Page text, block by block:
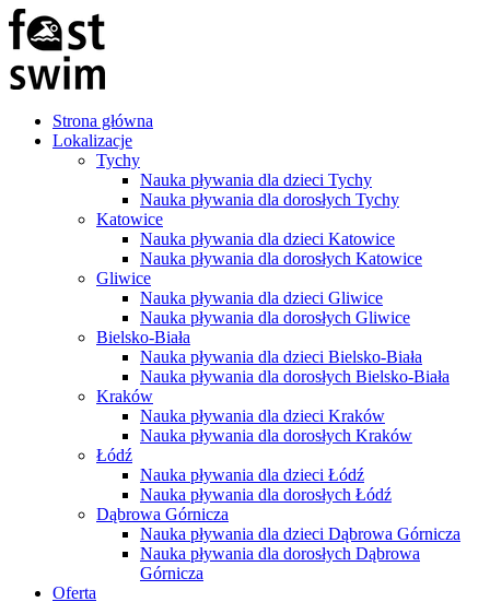
Strona główna
Lokalizacje
Tychy
Nauka pływania dla dzieci Tychy
Nauka pływania dla dorosłych Tychy
Katowice
Nauka pływania dla dzieci Katowice
Nauka pływania dla dorosłych Katowice
Gliwice
Nauka pływania dla dzieci Gliwice
Nauka pływania dla dorosłych Gliwice
Bielsko-Biała
Nauka pływania dla dzieci Bielsko-Biała
Nauka pływania dla dorosłych Bielsko-Biała
Kraków
Nauka pływania dla dzieci Kraków
Nauka pływania dla dorosłych Kraków
Łódź
Nauka pływania dla dzieci Łódź
Nauka pływania dla dorosłych Łódź
Dąbrowa Górnicza
Nauka pływania dla dzieci Dąbrowa Górnicza
Nauka pływania dla dorosłych Dąbrowa
Górnicza
Oferta